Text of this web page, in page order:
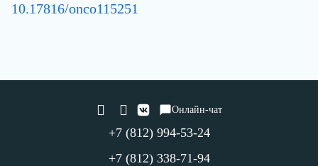
10.17816/onco115251
Онлайн-чат
+7 (812) 994-53-24
+7 (812) 338-71-94